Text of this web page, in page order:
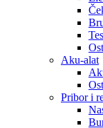
Aku-alat
Pribor i